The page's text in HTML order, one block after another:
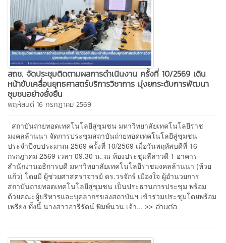
สถช. จัดประชุมติดตามผลการดำเนินงาน ครั้งที่ 10/2569 เดิน
หน้าขับเคลื่อนยุทธศาสตร์บริการวิชาการ มุ่งยกระดับการพัฒนา
ชุมชนอย่างยั่งยืน
พฤหัสบดี 16 กรกฎาคม 2569
สถาบันถ่ายทอดเทคโนโลยีสู่ชุมชน มหาวิทยาลัยเทคโนโลยีราช
มงคลล้านนา จัดการประชุมสถาบันถ่ายทอดเทคโนโลยีสู่ชุมชน
ประจำปีงบประมาณ 2569 ครั้งที่ 10/2569 เมื่อวันพฤหัสบดีที่ 16
กรกฎาคม 2569 เวลา 09.30 น. ณ ห้องประชุมลีลาวดี 1 อาคาร
สำนักงานอธิการบดี มหาวิทยาลัยเทคโนโลยีราชมงคลล้านนา (ห้วย
แก้ว) โดยมี ผู้ช่วยศาสตราจารย์ ดร.วรจักร์ เมืองใจ ผู้อำนวยการ
สถาบันถ่ายทอดเทคโนโลยีสู่ชุมชน เป็นประธานการประชุม พร้อม
ด้วยคณะผู้บริหารและบุคลากรของสถาบันฯ เข้าร่วมประชุมโดยพร้อม
เพรียง ทั้งนี้ นางสาวอารีรัตน์ พิมพ์นวน เจ้า... >> อ่านต่อ